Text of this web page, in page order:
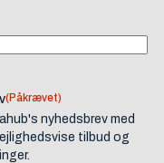
(Påkrævet)
nyhedsbrev med
tilbud og